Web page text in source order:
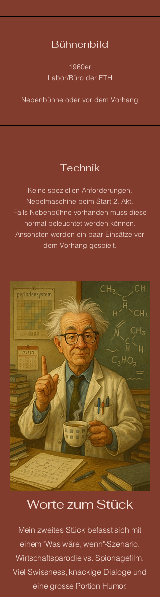
Bühnenbild
1960er
Labor/Büro der ETH
Nebenbühne oder vor dem Vorhang
Technik
Keine speziellen Anforderungen.
Nebelmaschine beim Start 2. Akt.
Falls Nebenbühne vorhanden muss diese
normal beleuchtet werden können.
Ansonsten werden ein paar Einsätze vor
dem Vorhang gespielt.
Worte zum Stück
Mein zweites Stück befasst sich mit
einem "Was wäre, wenn"-Szenario.
Wirtschaftsparodie vs. Spionagefilm.
Viel Swissness, knackige Dialoge und
eine grosse Portion Humor.